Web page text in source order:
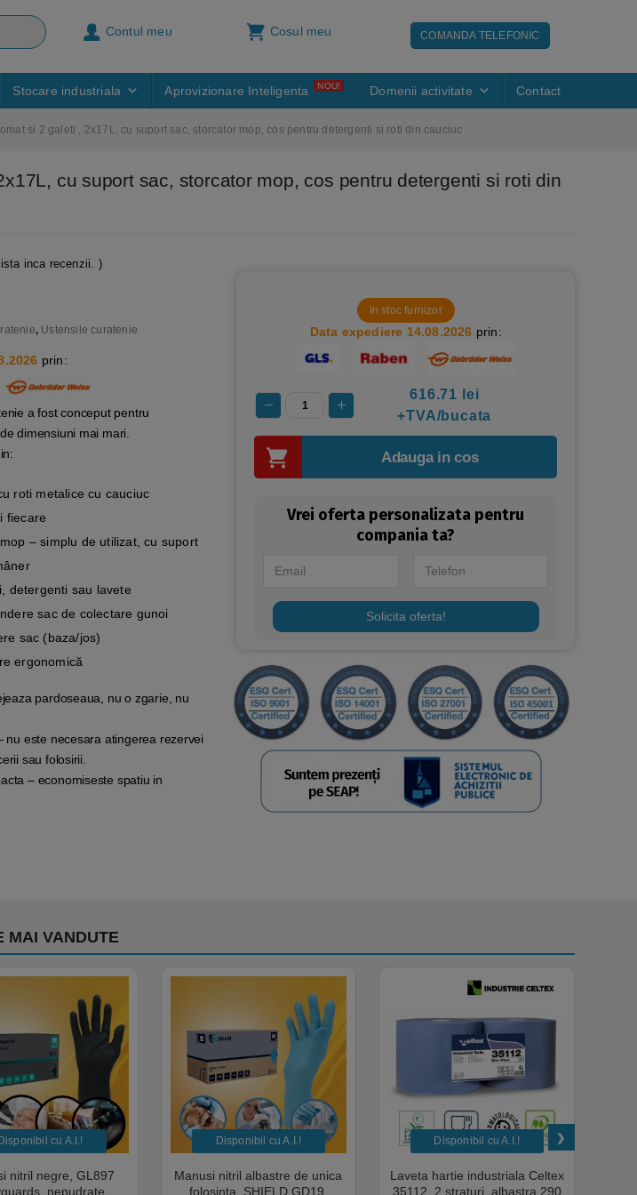
Contul meu Cosul meu COMANDA TELEFONIC
Stocare industriala Aprovizionare Inteligenta NOU! Domenii activitate Contact
si 2 galeti , 2x17L, cu suport sac, storcator mop, cos pentru detergenti si roti din cauciuc
cu suport sac, storcator mop, cos pentru detergenti si roti din
inca recenzii. )
, Ustensile curatenie
prin:
a fost conceput pentru
dimensiuni mai mari.
roti metalice cu cauciuc
fiecare
– simplu de utilizat, cu suport
detergenti sau lavete
sac de colectare gunoi
sac (baza/jos)
ergonomică
pardoseaua, nu o zgarie, nu
nu este necesara atingerea rezervei
sau folosirii.
– economiseste spatiu in
In stoc furnizor
Data expediere 14.08.2026 prin:
616.71 lei
+TVA/bucata
Adauga in cos
Vrei oferta personalizata pentru
compania ta?
Solicita oferta!
MAI VANDUTE
cu A.I.​!
nitril negre, GL897
nepudrate,
Disponibil cu A.I.​!
Manusi nitril albastre de unica
folosinta, SHIELD GD19,
Disponibil cu A.I.​!
Laveta hartie industriala Celtex
35112, 2 straturi, albastra 290